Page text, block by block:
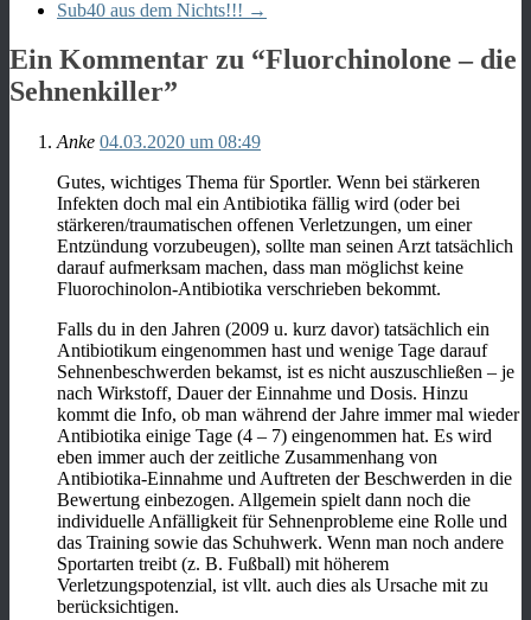
Sub40 aus dem Nichts!!! →
Ein Kommentar zu “Fluorchinolone – die
Sehnenkiller”
Anke 04.03.2020 um 08:49
Gutes, wichtiges Thema für Sportler. Wenn bei stärkeren
Infekten doch mal ein Antibiotika fällig wird (oder bei
stärkeren/traumatischen offenen Verletzungen, um einer
Entzündung vorzubeugen), sollte man seinen Arzt tatsächlich
darauf aufmerksam machen, dass man möglichst keine
Fluorochinolon-Antibiotika verschrieben bekommt.
Falls du in den Jahren (2009 u. kurz davor) tatsächlich ein
Antibiotikum eingenommen hast und wenige Tage darauf
Sehnenbeschwerden bekamst, ist es nicht auszuschließen – je
nach Wirkstoff, Dauer der Einnahme und Dosis. Hinzu
kommt die Info, ob man während der Jahre immer mal wieder
Antibiotika einige Tage (4 – 7) eingenommen hat. Es wird
eben immer auch der zeitliche Zusammenhang von
Antibiotika-Einnahme und Auftreten der Beschwerden in die
Bewertung einbezogen. Allgemein spielt dann noch die
individuelle Anfälligkeit für Sehnenprobleme eine Rolle und
das Training sowie das Schuhwerk. Wenn man noch andere
Sportarten treibt (z. B. Fußball) mit höherem
Verletzungspotenzial, ist vllt. auch dies als Ursache mit zu
berücksichtigen.